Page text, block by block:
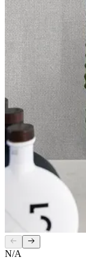
N/A